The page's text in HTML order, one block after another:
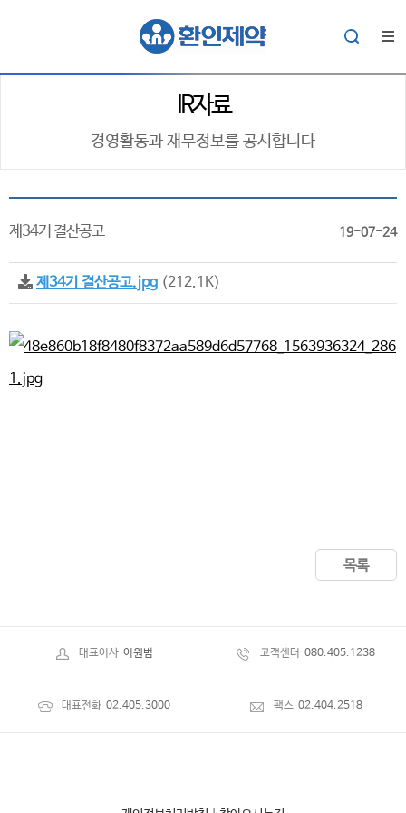
IR자료
경영활동과 재무정보를 공시합니다
제34기 결산공고 19-07-24
제34기 결산공고.jpg (212.1K)
목록
대표이사 이원범 고객센터 080.405.1238
대표전화 02.405.3000 팩스 02.404.2518